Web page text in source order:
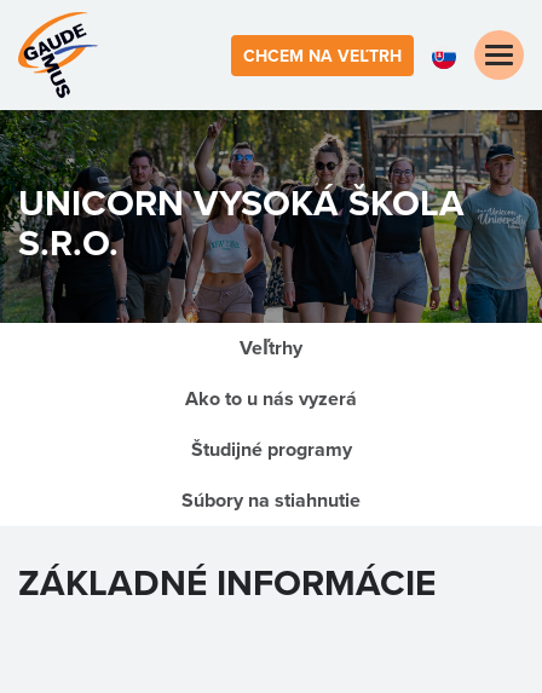
CHCEM NA VEĽTRH
Toggle
UNICORN VYSOKÁ ŠKOLA
S.R.O.
Veľtrhy
Ako to u nás vyzerá
Študijné programy
Súbory na stiahnutie
ZÁKLADNÉ INFORMÁCIE